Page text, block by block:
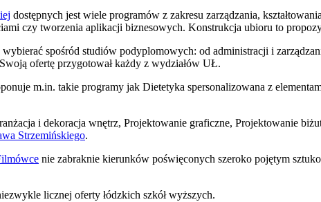
dostępnych jest wiele programów z zakresu zarządzania,
czy tworzenia aplikacji biznesowych. Konstrukcja ubioru to
wybierać spośród studiów podyplomowych: od administracji i
ofertę przygotował każdy z wydziałów UŁ.
m.in. takie programy jak Dietetyka spersonalizowana z
i dekoracja wnętrz, Projektowanie graficzne, Projektowanie
Strzemińskiego.
nie zabraknie kierunków poświęconych szeroko pojętym
licznej oferty łódzkich szkół wyższych.